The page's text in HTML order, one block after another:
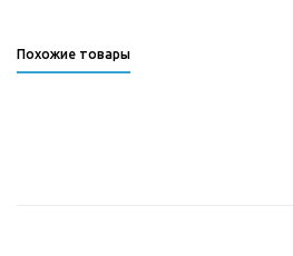
Похожие товары